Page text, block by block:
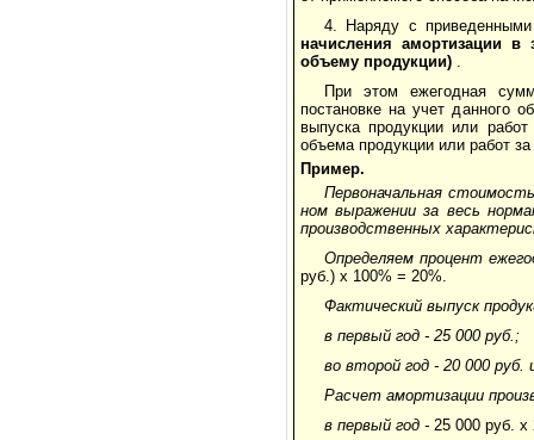
4. Наряду с
начисления амортизации в
объему продукции) .
При этом ежегодная
постановке на учет данного
выпуска продукции или работ
объема продукции или работ
Пример.
Первоначальная
ном выражении за весь
производст­венных
Определяем процент
руб.) х 100% = 20%.
Фактический выпуск
в первый год - 25 000 руб.;
во второй год - 20 000 руб.
Расчет амортизации
в первый год - 25 000 руб. х